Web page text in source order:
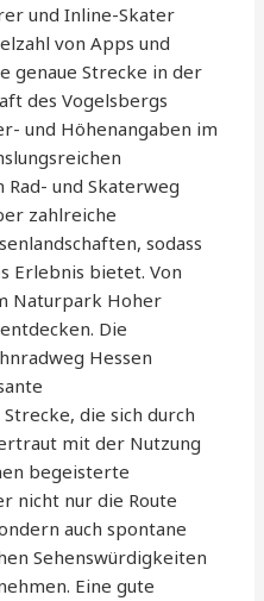
und Inline-Skater
von Apps und
genaue Strecke in der
des Vogelsbergs
und Höhenangaben im
und Skaterweg
zahlreiche
sodass
Erlebnis bietet. Von
Naturpark Hoher
Die
Hessen
die sich durch
mit der Nutzung
begeisterte
nicht nur die Route
auch spontane
Sehenswürdigkeiten
Eine gute